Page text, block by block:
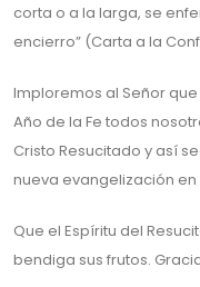
corta o a la larga, se
encierro” (Carta a la
Imploremos al Señor
Año de la Fe todos
Cristo Resucitado y así
nueva evangelización en
Que el Espíritu del
bendiga sus frutos.